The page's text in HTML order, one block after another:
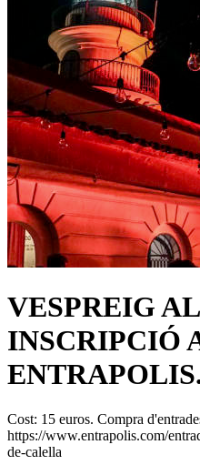
VESPREIG
INSCRIPCIÓ
Cost: 15 euros. Compra
https://www.entrapolis.com/
de-calella